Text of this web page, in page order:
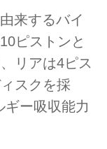
来するバイ
ピストンと
リアは4ピス
スクを採
ギー吸収能力